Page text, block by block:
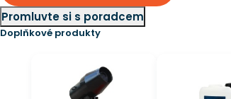
Promluvte si s poradcem
Doplňkové produkty